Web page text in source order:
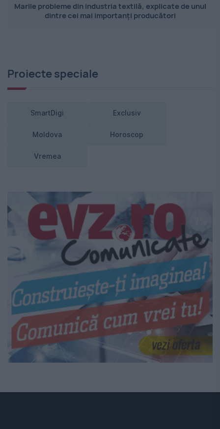
Marile probleme din industria textilă, explicate de unul
dintre cei mai importanți producători
Proiecte speciale
SmartDigi Exclusiv
Moldova Horoscop
Vremea